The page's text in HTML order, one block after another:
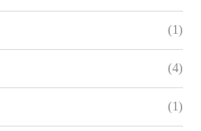
(1)
(4)
(1)